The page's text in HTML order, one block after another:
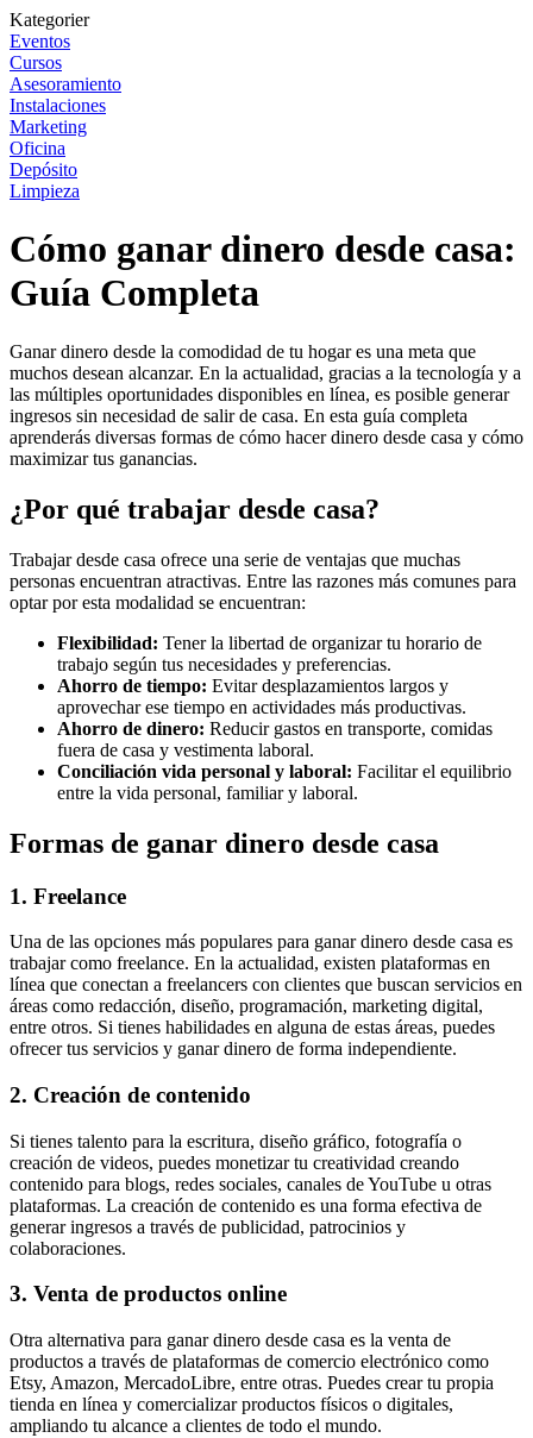
Kategorier
Eventos
Cursos
Asesoramiento
Instalaciones
Marketing
Oficina
Depósito
Limpieza
Cómo ganar dinero desde casa:
Guía Completa
Ganar dinero desde la comodidad de tu hogar es una meta que
muchos desean alcanzar. En la actualidad, gracias a la tecnología y a
las múltiples oportunidades disponibles en línea, es posible generar
ingresos sin necesidad de salir de casa. En esta guía completa
aprenderás diversas formas de cómo hacer dinero desde casa y cómo
maximizar tus ganancias.
¿Por qué trabajar desde casa?
Trabajar desde casa ofrece una serie de ventajas que muchas
personas encuentran atractivas. Entre las razones más comunes para
optar por esta modalidad se encuentran:
Flexibilidad: Tener la libertad de organizar tu horario de
trabajo según tus necesidades y preferencias.
Ahorro de tiempo: Evitar desplazamientos largos y
aprovechar ese tiempo en actividades más productivas.
Ahorro de dinero: Reducir gastos en transporte, comidas
fuera de casa y vestimenta laboral.
Conciliación vida personal y laboral: Facilitar el equilibrio
entre la vida personal, familiar y laboral.
Formas de ganar dinero desde casa
1. Freelance
Una de las opciones más populares para ganar dinero desde casa es
trabajar como freelance. En la actualidad, existen plataformas en
línea que conectan a freelancers con clientes que buscan servicios en
áreas como redacción, diseño, programación, marketing digital,
entre otros. Si tienes habilidades en alguna de estas áreas, puedes
ofrecer tus servicios y ganar dinero de forma independiente.
2. Creación de contenido
Si tienes talento para la escritura, diseño gráfico, fotografía o
creación de videos, puedes monetizar tu creatividad creando
contenido para blogs, redes sociales, canales de YouTube u otras
plataformas. La creación de contenido es una forma efectiva de
generar ingresos a través de publicidad, patrocinios y
colaboraciones.
3. Venta de productos online
Otra alternativa para ganar dinero desde casa es la venta de
productos a través de plataformas de comercio electrónico como
Etsy, Amazon, MercadoLibre, entre otras. Puedes crear tu propia
tienda en línea y comercializar productos físicos o digitales,
ampliando tu alcance a clientes de todo el mundo.